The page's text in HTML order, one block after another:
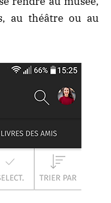
au théâtre ou au